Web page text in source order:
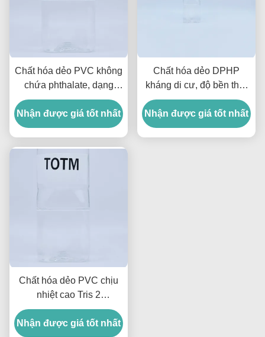
Chất hóa dẻo PVC không
chứa phthalate, dạng
lỏng trong suốt, chất hóa
dẻo DOTP 99.5% dùng
cho đồ chơi và dây điện
Nhận được giá tốt nhất
Chất hóa dẻo DPHP
kháng di cư, độ bền thời
tiết và ổn định cao cho
dây điện
Nhận được giá tốt nhất
Chất hóa dẻo PVC chịu
nhiệt cao Tris 2
Ethylhexyl Trimellitate
cho cáp và linh kiện ô tô
Nhận được giá tốt nhất